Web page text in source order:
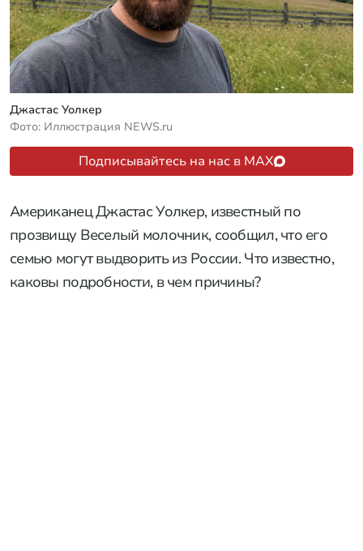
Джастас Уолкер
Фото: Иллюстрация NEWS.ru
Подписывайтесь на нас в MAX
Американец Джастас Уолкер, известный по
прозвищу Веселый молочник, сообщил, что его
семью могут выдворить из России. Что известно,
каковы подробности, в чем причины?